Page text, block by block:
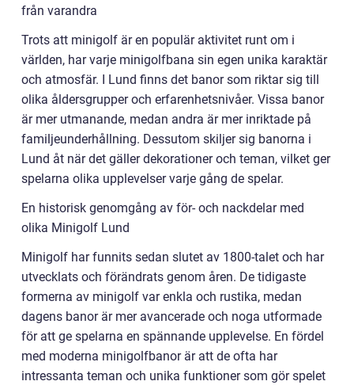
från varandra
Trots att minigolf är en populär aktivitet runt om i
världen, har varje minigolfbana sin egen unika karaktär
och atmosfär. I Lund finns det banor som riktar sig till
olika åldersgrupper och erfarenhetsnivåer. Vissa banor
är mer utmanande, medan andra är mer inriktade på
familjeunderhållning. Dessutom skiljer sig banorna i
Lund åt när det gäller dekorationer och teman, vilket ger
spelarna olika upplevelser varje gång de spelar.
En historisk genomgång av för- och nackdelar med
olika Minigolf Lund
Minigolf har funnits sedan slutet av 1800-talet och har
utvecklats och förändrats genom åren. De tidigaste
formerna av minigolf var enkla och rustika, medan
dagens banor är mer avancerade och noga utformade
för att ge spelarna en spännande upplevelse. En fördel
med moderna minigolfbanor är att de ofta har
intressanta teman och unika funktioner som gör spelet